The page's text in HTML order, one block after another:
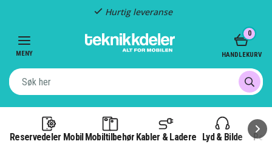
Hurtig leveranse
MENY
Reservedeler Mobil Mobiltilbehør Kabler & Ladere Lyd & Bilde
0
HANDLEKURV